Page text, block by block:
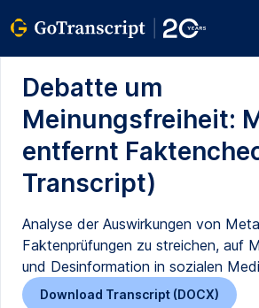
Debatte um
Meinungsfreiheit:
entfernt
Transcript)
Analyse der Auswirkungen von
Faktenprüfungen zu streichen, auf
und Desinformation in sozialen
Download Transcript (DOCX)